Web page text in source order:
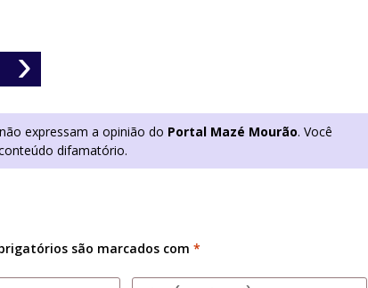
›
expressam a opinião do Portal Mazé Mourão. Você
difamatório.
são marcados com *